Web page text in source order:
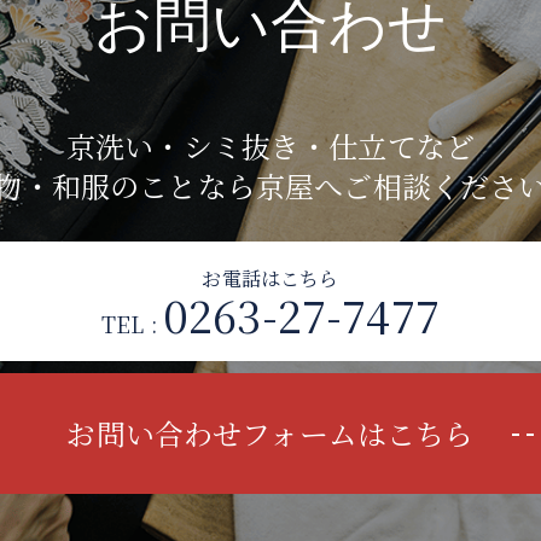
お問い合わせ
京洗い・シミ抜き・仕立てなど
・和服のことなら京屋へご相談くださ
お電話はこちら
TEL : 0263-27-7477
お問い合わせフォームはこちら